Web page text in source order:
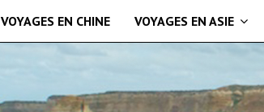
VOYAGES EN CHINE VOYAGES EN ASIE